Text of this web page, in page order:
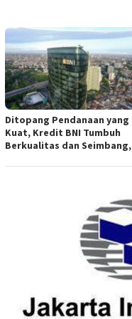
Ditopang Pendanaan yang
Kuat, Kredit BNI Tumbuh
Berkualitas dan Seimbang,